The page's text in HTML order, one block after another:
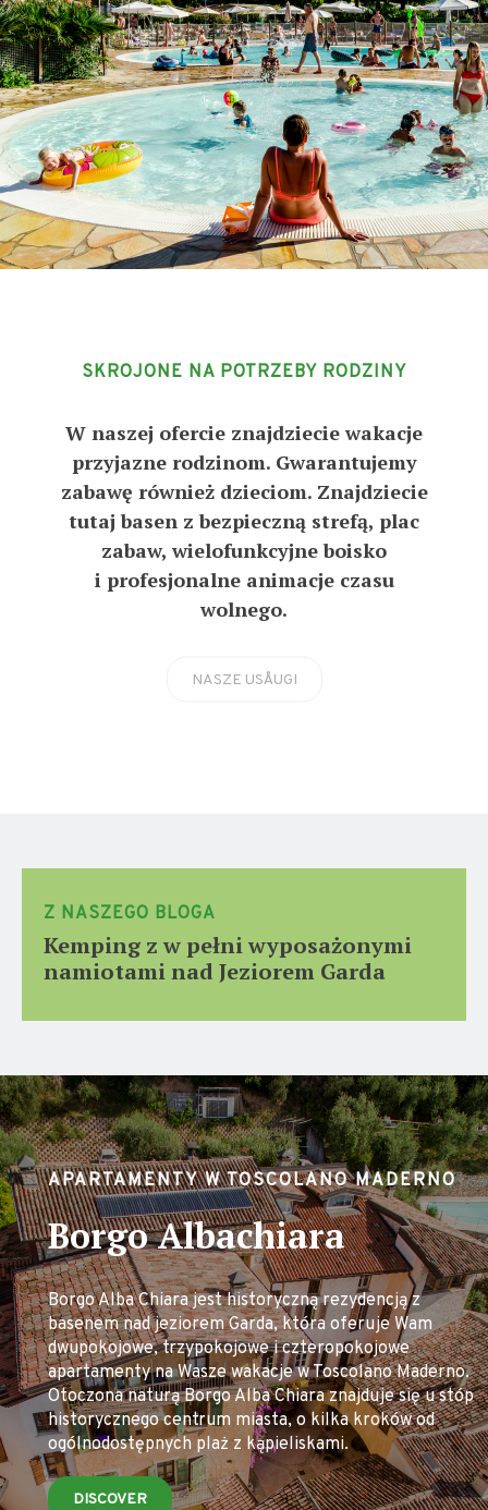
SKROJONE NA POTRZEBY RODZINY
W naszej ofercie znajdziecie wakacje
przyjazne rodzinom. Gwarantujemy
zabawę również dzieciom. Znajdziecie
tutaj basen z bezpieczną strefą, plac
zabaw, wielofunkcyjne boisko
i profesjonalne animacje czasu
wolnego.
NASZE USÅUGI
Z NASZEGO BLOGA
Kemping z w pełni wyposażonymi
namiotami nad Jeziorem Garda
APARTAMENTY W TOSCOLANO MADERNO
Borgo Albachiara
Borgo Alba Chiara jest historyczną rezydencją z
basenem nad jeziorem Garda, która oferuje Wam
dwupokojowe, trzypokojowe i czteropokojowe
apartamenty na Wasze wakacje w Toscolano Maderno.
Otoczona naturą Borgo Alba Chiara znajduje się u stóp
historycznego centrum miasta, o kilka kroków od
ogólnodostępnych plaż z kąpieliskami.
DISCOVER